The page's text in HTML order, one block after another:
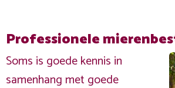
Professionele
Soms is goede kennis in
samenhang met goede